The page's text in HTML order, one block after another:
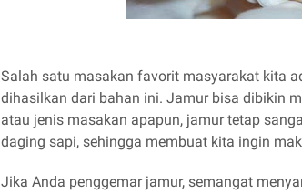
Salah satu masakan favorit masyarakat kita
dihasilkan dari bahan ini. Jamur bisa dibikin
atau jenis masakan apapun, jamur tetap
daging sapi, sehingga membuat kita ingin
Jika Anda penggemar jamur, semangat